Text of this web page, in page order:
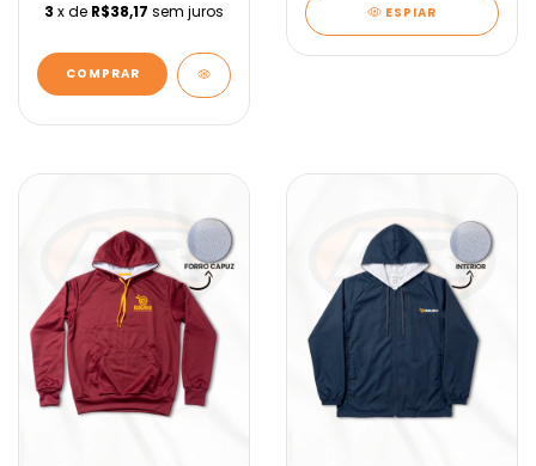
3 x de R$38,17 sem juros
COMPRAR
ESPIAR